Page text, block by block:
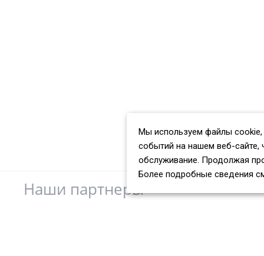
Наши партнеры
Мы используем файлы cookie,
событий на нашем веб-сайте,
обслуживание. Продолжая
Более подробные сведения